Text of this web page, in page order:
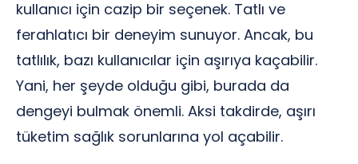
kullanıcı için cazip bir seçenek. Tatlı ve
ferahlatıcı bir deneyim sunuyor. Ancak, bu
tatlılık, bazı kullanıcılar için aşırıya kaçabilir.
Yani, her şeyde olduğu gibi, burada da
dengeyi bulmak önemli. Aksi takdirde, aşırı
tüketim sağlık sorunlarına yol açabilir.